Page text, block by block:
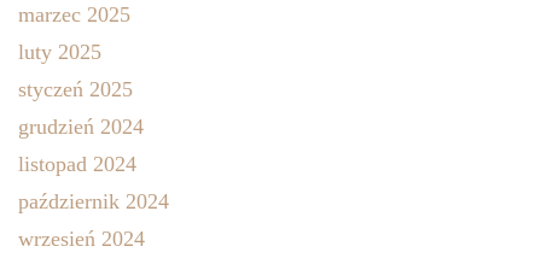
marzec 2025
luty 2025
styczeń 2025
grudzień 2024
listopad 2024
październik 2024
wrzesień 2024